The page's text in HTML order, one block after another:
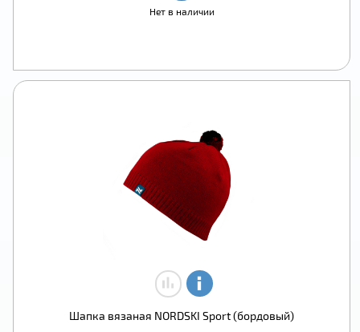
Нет в наличии
Шапка вязаная NORDSKI Sport (бордовый)